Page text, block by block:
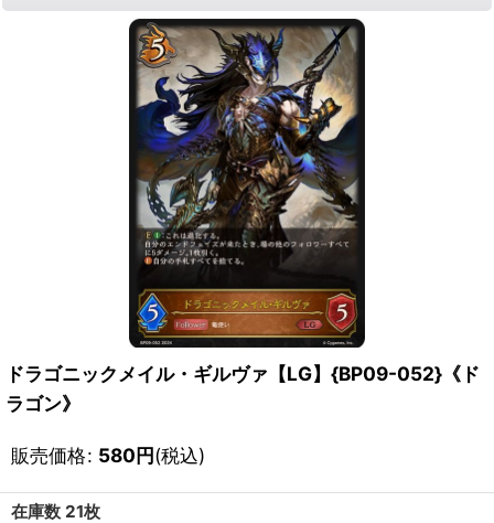
ドラゴニックメイル・ギルヴァ【LG】{BP09-052}《ド
ラゴン》
販売価格: 580円(税込)
在庫数 21枚